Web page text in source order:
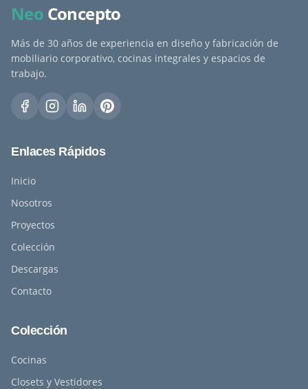
Neo Concepto
Más de 30 años de experiencia en diseño y fabricación de
mobiliario corporativo, cocinas integrales y espacios de
trabajo.
Enlaces Rápidos
Inicio
Nosotros
Proyectos
Colección
Descargas
Contacto
Colección
Cocinas
Closets y Vestidores